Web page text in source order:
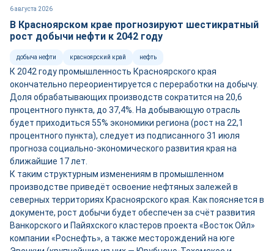
6 августа 2026
В Красноярском крае прогнозируют шестикратный
рост добычи нефти к 2042 году
добыча нефти красноярский край нефть
К 2042 году промышленность Красноярского края
окончательно переориентируется с переработки на добычу.
Доля обрабатывающих производств сократится на 20,6
процентного пункта, до 37,4%. На добывающую отрасль
будет приходиться 55% экономики региона (рост на 22,1
процентного пункта), следует из подписанного 31 июля
прогноза социально-экономического развития края на
ближайшие 17 лет.
К таким структурным изменениям в промышленном
производстве приведёт освоение нефтяных залежей в
северных территориях Красноярского края. Как поясняется в
документе, рост добычи будет обеспечен за счёт развития
Ванкорского и Пайяхского кластеров проекта «Восток Ойл»
компании «Роснефть», а также месторождений на юге